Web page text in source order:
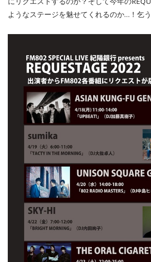
ようなステージを魅せてくれるのか…！乞う